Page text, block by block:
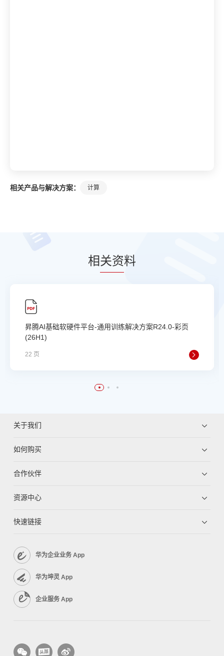
相关产品与解决方案： 计算
相关资料
昇腾AI基础软硬件平台-通用训练解决方案R24.0-彩页
(26H1)
22 页
关于我们
如何购买
合作伙伴
资源中心
快速链接
华为企业业务 App
华为坤灵 App
企业服务 App